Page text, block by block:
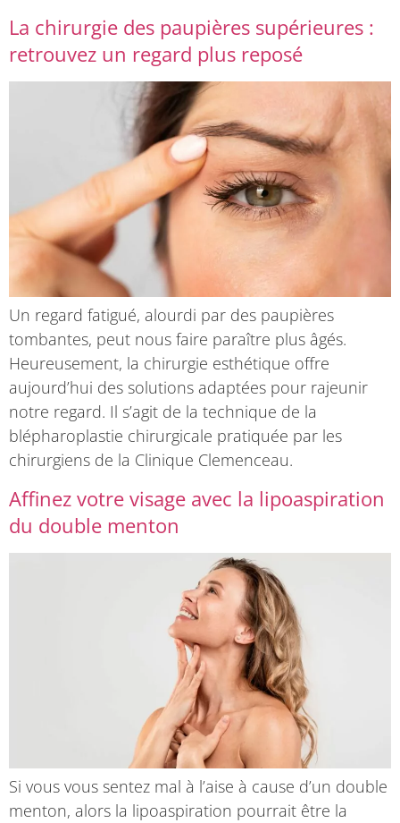
La chirurgie des paupières supérieures :
retrouvez un regard plus reposé
Un regard fatigué, alourdi par des paupières
tombantes, peut nous faire paraître plus âgés.
Heureusement, la chirurgie esthétique offre
aujourd’hui des solutions adaptées pour rajeunir
notre regard. Il s’agit de la technique de la
blépharoplastie chirurgicale pratiquée par les
chirurgiens de la Clinique Clemenceau.
Affinez votre visage avec la lipoaspiration
du double menton
Si vous vous sentez mal à l’aise à cause d’un double
menton, alors la lipoaspiration pourrait être la